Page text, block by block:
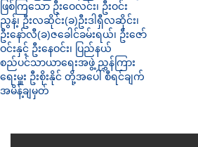
ဖြစ်ကြသော ဦးဝေလင်း၊ ဦးဝင်း
ညွန့်၊ ဦးလဆိုင်း(ခ)ဦးဒါရှီလဆိုင်း၊
ဦးနော်လီ(ခ)ဇခေါင်ခမ်းရယ်၊ ဦးဇော်
ဝင်းနှင့် ဦးနေဝင်း၊ ပြည်နယ်
စည်ပင်သာယာရေးအဖွဲ့ ညွှန်ကြား
ရေးမှူး ဦးစိုးနိုင် တို့အပေါ် စီရင်ချက်
အမိန့်ချမှတ်